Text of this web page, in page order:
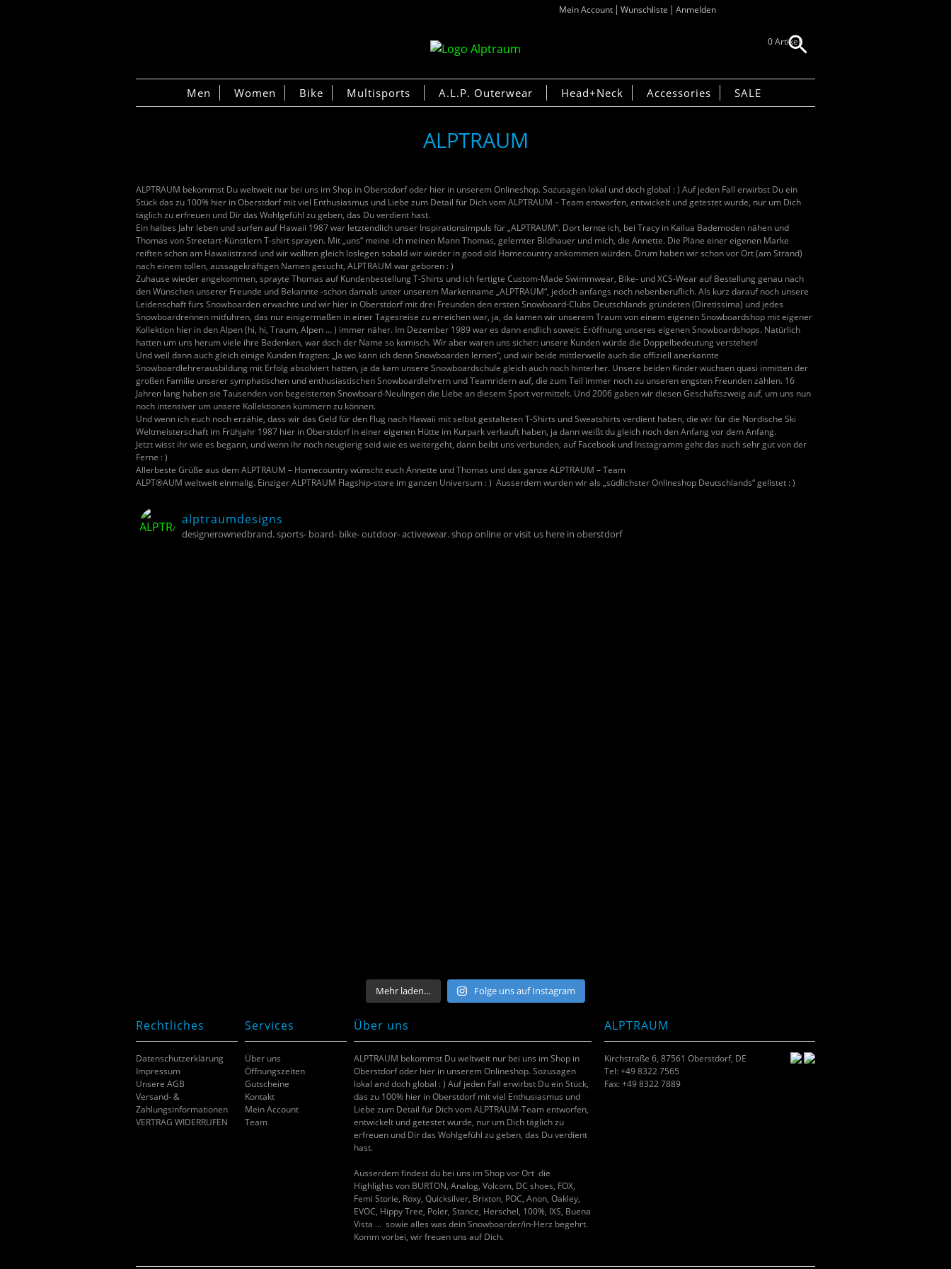
Mein Account Wunschliste Anmelden
0 Artikel
Men Women Bike Multisports A.L.P. Outerwear Head+Neck Accessories SALE
ALPTRAUM
ALPTRAUM bekommst Du weltweit nur bei uns im Shop in Oberstdorf oder hier in unserem Onlineshop. Sozusagen lokal und doch global : ) Auf jeden Fall erwirbst Du ein
Stück das zu 100% hier in Oberstdorf mit viel Enthusiasmus und Liebe zum Detail für Dich vom ALPTRAUM – Team entworfen, entwickelt und getestet wurde, nur um Dich
täglich zu erfreuen und Dir das Wohlgefühl zu geben, das Du verdient hast.
Ein halbes Jahr leben und surfen auf Hawaii 1987 war letztendlich unser Inspirationsimpuls für „ALPTRAUM“. Dort lernte ich, bei Tracy in Kailua Bademoden nähen und
Thomas von Streetart-Künstlern T-shirt sprayen. Mit „uns“ meine ich meinen Mann Thomas, gelernter Bildhauer und mich, die Annette. Die Pläne einer eigenen Marke
reiften schon am Hawaiistrand und wir wollten gleich loslegen sobald wir wieder in good old Homecountry ankommen würden. Drum haben wir schon vor Ort (am Strand)
nach einem tollen, aussagekräftigen Namen gesucht, ALPTRAUM war geboren : )
Zuhause wieder angekommen, sprayte Thomas auf Kundenbestellung T-Shirts und ich fertigte Custom-Made Swimmwear, Bike- und XCS-Wear auf Bestellung genau nach
den Wünschen unserer Freunde und Bekannte -schon damals unter unserem Markenname „ALPTRAUM“, jedoch anfangs noch nebenberuflich. Als kurz darauf noch unsere
Leidenschaft fürs Snowboarden erwachte und wir hier in Oberstdorf mit drei Freunden den ersten Snowboard-Clubs Deutschlands gründeten (Diretissima) und jedes
Snowboardrennen mitfuhren, das nur einigermaßen in einer Tagesreise zu erreichen war, ja, da kamen wir unserem Traum von einem eigenen Snowboardshop mit eigener
Kollektion hier in den Alpen (hi, hi, Traum, Alpen … ) immer näher. Im Dezember 1989 war es dann endlich soweit: Eröffnung unseres eigenen Snowboardshops. Natürlich
hatten um uns herum viele ihre Bedenken, war doch der Name so komisch. Wir aber waren uns sicher: unsere Kunden würde die Doppelbedeutung verstehen!
Und weil dann auch gleich einige Kunden fragten: „Ja wo kann ich denn Snowboarden lernen“, und wir beide mittlerweile auch die offiziell anerkannte
Snowboardlehrerausbildung mit Erfolg absolviert hatten, ja da kam unsere Snowboardschule gleich auch noch hinterher. Unsere beiden Kinder wuchsen quasi inmitten der
großen Familie unserer symphatischen und enthusiastischen Snowboardlehrern und Teamridern auf, die zum Teil immer noch zu unseren engsten Freunden zählen. 16
Jahren lang haben sie Tausenden von begeisterten Snowboard-Neulingen die Liebe an diesem Sport vermittelt. Und 2006 gaben wir diesen Geschäftszweig auf, um uns nun
noch intensiver um unsere Kollektionen kümmern zu können.
Und wenn ich euch noch erzähle, dass wir das Geld für den Flug nach Hawaii mit selbst gestalteten T-Shirts und Sweatshirts verdient haben, die wir für die Nordische Ski
Weltmeisterschaft im Frühjahr 1987 hier in Oberstdorf in einer eigenen Hütte im Kurpark verkauft haben, ja dann weißt du gleich noch den Anfang vor dem Anfang.
Jetzt wisst ihr wie es begann, und wenn ihr noch neugierig seid wie es weitergeht, dann beibt uns verbunden, auf Facebook und Instagramm geht das auch sehr gut von der
Ferne : )
Allerbeste Grüße aus dem ALPTRAUM – Homecountry wünscht euch Annette und Thomas und das ganze ALPTRAUM – Team
ALPT®AUM weltweit einmalig. Einziger ALPTRAUM Flagship-store im ganzen Universum : ) Ausserdem wurden wir als „südlichster Onlineshop Deutschlands“ gelistet : )
alptraumdesigns
designerownedbrand. sports- board- bike- outdoor- activewear. shop online or visit us here in oberstdorf
Mehr laden… Folge uns auf Instagram
Rechtliches
Datenschutzerklärung
Impressum
Unsere AGB
Versand- &
Zahlungsinformationen
VERTRAG WIDERRUFEN
Services
Über uns
Öffnungszeiten
Gutscheine
Kontakt
Mein Account
Team
Über uns
ALPTRAUM bekommst Du weltweit nur bei uns im Shop in
Oberstdorf oder hier in unserem Onlineshop. Sozusagen
lokal and doch global : ) Auf jeden Fall erwirbst Du ein Stück,
das zu 100% hier in Oberstdorf mit viel Enthusiasmus und
Liebe zum Detail für Dich vom ALPTRAUM-Team entworfen,
entwickelt und getestet wurde, nur um Dich täglich zu
erfreuen und Dir das Wohlgefühl zu geben, das Du verdient
hast.
Ausserdem findest du bei uns im Shop vor Ort die
Highlights von BURTON, Analog, Volcom, DC shoes, FOX,
Femi Storie, Roxy, Quicksilver, Brixton, POC, Anon, Oakley,
EVOC, Hippy Tree, Poler, Stance, Herschel, 100%, IXS, Buena
Vista … sowie alles was dein Snowboarder/in-Herz begehrt.
Komm vorbei, wir freuen uns auf Dich.
ALPTRAUM
Kirchstraße 6, 87561 Oberstdorf, DE
Tel: +49 8322 7565
Fax: +49 8322 7889